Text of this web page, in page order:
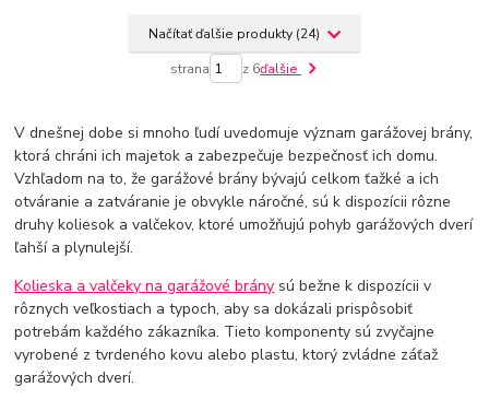
Načítať ďalšie produkty (24)
strana z 6ďalšie
V dnešnej dobe si mnoho ľudí uvedomuje význam garážovej brány,
ktorá chráni ich majetok a zabezpečuje bezpečnosť ich domu.
Vzhľadom na to, že garážové brány bývajú celkom ťažké a ich
otváranie a zatváranie je obvykle náročné, sú k dispozícii rôzne
druhy koliesok a valčekov, ktoré umožňujú pohyb garážových dverí
ľahší a plynulejší.
Kolieska a valčeky na garážové brány sú bežne k dispozícii v
rôznych veľkostiach a typoch, aby sa dokázali prispôsobiť
potrebám každého zákazníka. Tieto komponenty sú zvyčajne
vyrobené z tvrdeného kovu alebo plastu, ktorý zvládne záťaž
garážových dverí.